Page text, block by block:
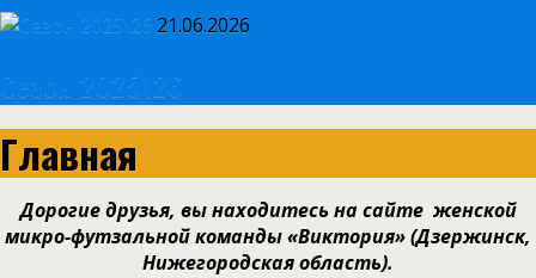
21.06.2026
Сезон 2025\26
Главная
Дорогие друзья, вы находитесь на сайте женской
микро-футзальнойкоманды «Виктория» (Дзержинск,
Нижегородская область).